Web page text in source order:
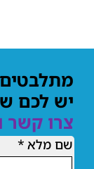
חדש
שם מלא *
יש לכם
צרו קשר